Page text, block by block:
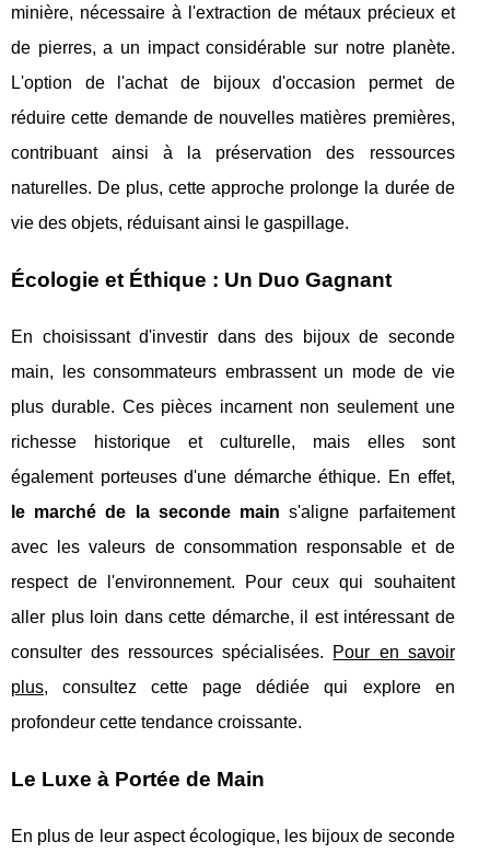
minière, nécessaire à l'extraction de métaux précieux et
de pierres, a un impact considérable sur notre planète.
L'option de l'achat de bijoux d'occasion permet de
réduire cette demande de nouvelles matières premières,
contribuant ainsi à la préservation des ressources
naturelles. De plus, cette approche prolonge la durée de
vie des objets, réduisant ainsi le gaspillage.
Écologie et Éthique : Un Duo Gagnant
En choisissant d'investir dans des bijoux de seconde
main, les consommateurs embrassent un mode de vie
plus durable. Ces pièces incarnent non seulement une
richesse historique et culturelle, mais elles sont
également porteuses d'une démarche éthique. En effet,
le marché de la seconde main s'aligne parfaitement
avec les valeurs de consommation responsable et de
respect de l'environnement. Pour ceux qui souhaitent
aller plus loin dans cette démarche, il est intéressant de
consulter des ressources spécialisées. Pour en savoir
plus, consultez cette page dédiée qui explore en
profondeur cette tendance croissante.
Le Luxe à Portée de Main
En plus de leur aspect écologique, les bijoux de seconde